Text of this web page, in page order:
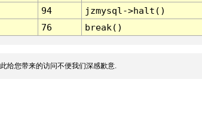
94
jzmysql->halt()
76 break()
给您带来的访问不便我们深感歉意.